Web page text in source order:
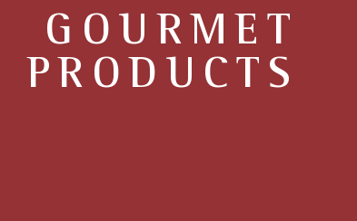
GOURMET
PRODUCTS